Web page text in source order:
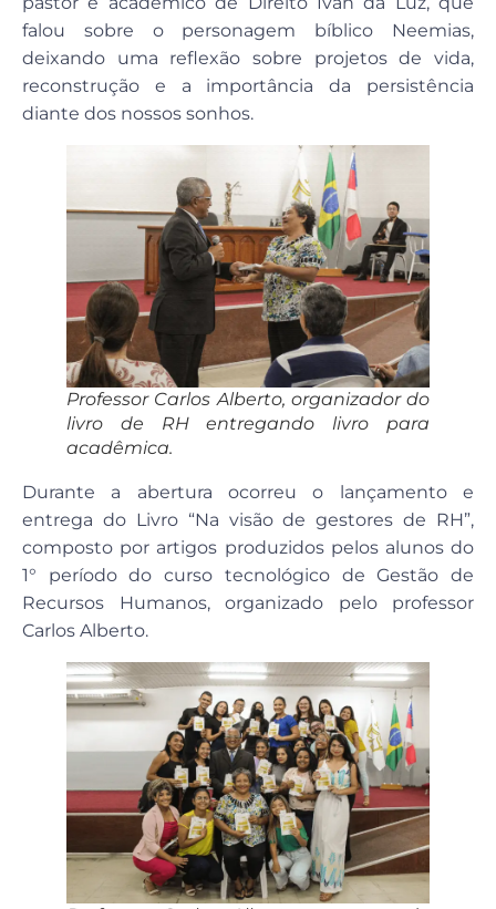
falou sobre o personagem bíblico Neemias,
deixando uma reflexão sobre projetos de vida,
reconstrução e a importância da persistência
diante dos nossos sonhos.
Professor Carlos Alberto, organizador do
livro de RH entregando livro para
acadêmica.
Durante a abertura ocorreu o lançamento e
entrega do Livro “Na visão de gestores de RH”,
composto por artigos produzidos pelos alunos do
1° período do curso tecnológico de Gestão de
Recursos Humanos, organizado pelo professor
Carlos Alberto.